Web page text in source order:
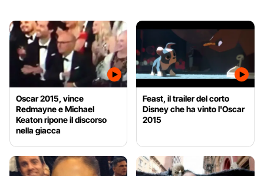
Oscar 2015, vince
Redmayne e Michael
Keaton ripone il discorso
nella giacca
Feast, il trailer del corto
Disney che ha vinto l'Oscar
2015